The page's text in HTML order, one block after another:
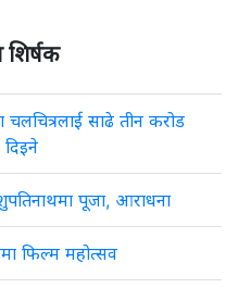
शिर्षक
चलचित्रलाई साढे तीन करोड
पूजा, आराधना
फिल्म महोत्सव